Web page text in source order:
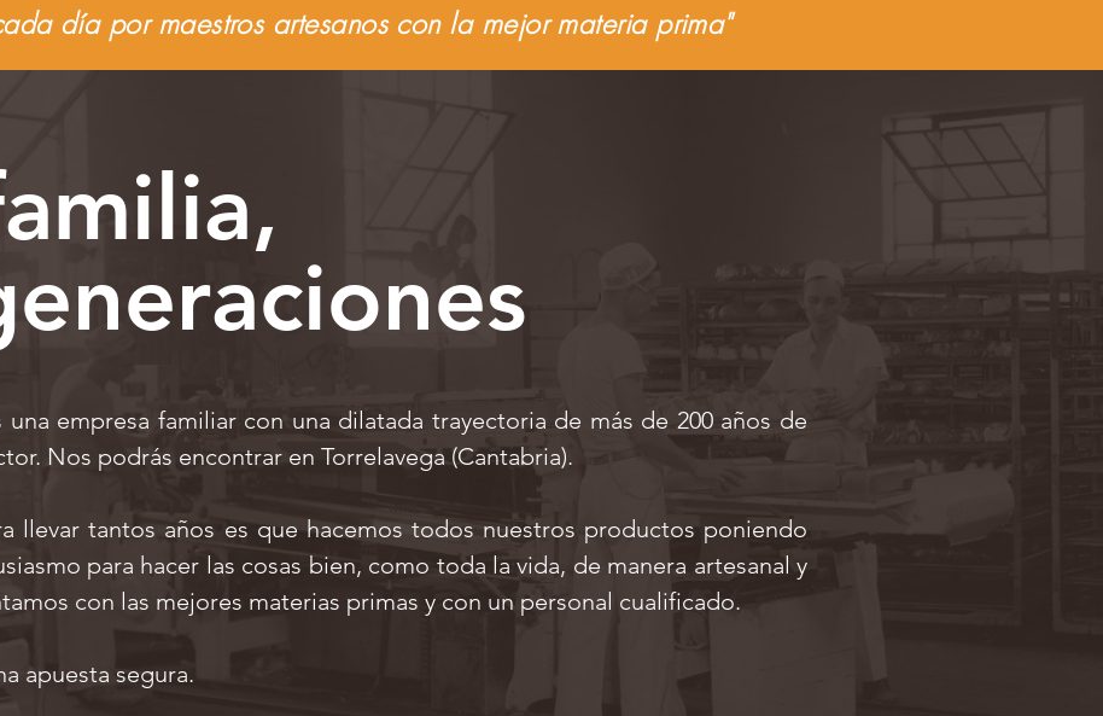
día por maestros artesanos con la mejor materia prima"
una empresa familiar con una dilatada trayectoria de más de 200 años de
Nos podrás encontrar en Torrelavega (Cantabria).
llevar tantos años es que hacemos todos nuestros productos poniendo
para hacer las cosas bien, como toda la vida, de manera artesanal y
con las mejores materias primas y con un personal cualificado.
apuesta segura.